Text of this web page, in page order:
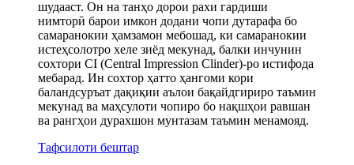
шудааст. Он на танҳо дорои рахи гардиши
нимторӣ барои имкон додани чопи дутарафа бо
самаранокии ҳамзамон мебошад, ки самаранокии
истеҳсолотро хеле зиёд мекунад, балки инчунин
сохтори CI (Central Impression Clinder)-ро истифода
мебарад. Ин сохтор ҳатто ҳангоми кори
баландсуръат дақиқии аълои бақайдгириро таъмин
мекунад ва маҳсулоти чопиро бо нақшҳои равшан
ва рангҳои дурахшон мунтазам таъмин менамояд.
Тафсилоти бештар